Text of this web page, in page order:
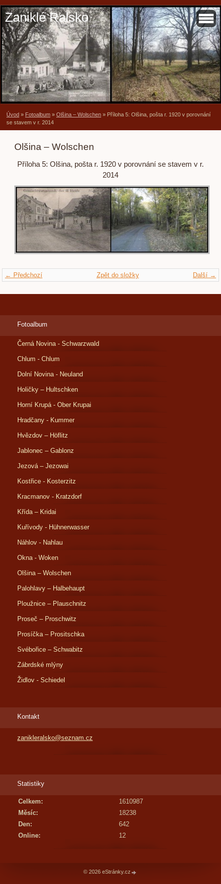
Zaniklé Ralsko
Úvod » Fotoalbum » Olšina – Wolschen » Příloha 5: Olšina, pošta r. 1920 v porovnání
se stavem v r. 2014
Olšina – Wolschen
Příloha 5: Olšina, pošta r. 1920 v porovnání se stavem v r.
2014
← Předchozí Další →
Zpět do složky
Fotoalbum
Černá Novina - Schwarzwald
Chlum - Chlum
Dolní Novina - Neuland
Holičky – Hultschken
Horní Krupá - Ober Krupai
Hradčany - Kummer
Hvězdov – Höflitz
Jablonec – Gablonz
Jezová – Jezowai
Kostřice - Kosterzitz
Kracmanov - Kratzdorf
Křída – Kridai
Kuřívody - Hühnerwasser
Náhlov - Nahlau
Okna - Woken
Olšina – Wolschen
Palohlavy – Halbehaupt
Ploužnice – Plauschnitz
Proseč – Proschwitz
Prosíčka – Prositschka
Svébořice – Schwabitz
Zábrdské mlýny
Židlov - Schiedel
Kontakt
zanikleralsko@seznam.cz
Statistiky
Online: 12
Celkem:
1610987
Měsíc:
18238
Den:
642
© 2026 eStránky.cz